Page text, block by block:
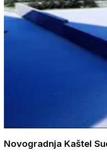
Novogradnja Kaštel